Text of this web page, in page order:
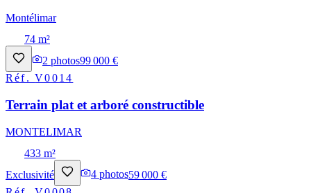
Montélimar
74 m²
2 photos99 000 €
Réf.V0014
Terrain plat et arboré constructible
MONTELIMAR
433 m²
Exclusivité
4 photos59 000 €